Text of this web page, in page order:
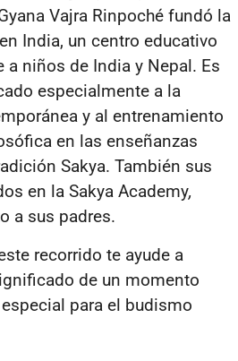
Vajra Rinpoché fundó la
en India, un centro educativo
a niños de India y Nepal. Es
especialmente a la
y al entrenamiento
en las enseñanzas
Sakya. También sus
en la Sakya Academy,
a sus padres.
recorrido te ayude a
de un momento
para el budismo